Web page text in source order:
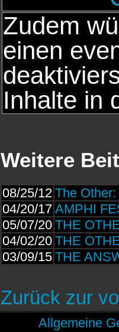
Zudem
einen
Inhalte in
Weitere
08/25/12 The
04/20/17 AMPHI
05/07/20 THE
04/02/20 THE
03/09/15 THE
Zurück zur
Allgemeine